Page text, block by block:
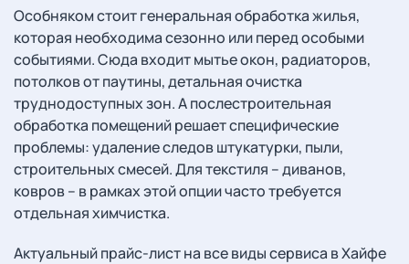
Особняком стоит генеральная обработка жилья,
которая необходима сезонно или перед особыми
событиями. Сюда входит мытье окон, радиаторов,
потолков от паутины, детальная очистка
труднодоступных зон. А послестроительная
обработка помещений решает специфические
проблемы: удаление следов штукатурки, пыли,
строительных смесей. Для текстиля – диванов,
ковров – в рамках этой опции часто требуется
отдельная химчистка.
Актуальный прайс-лист на все виды сервиса в Хайфе